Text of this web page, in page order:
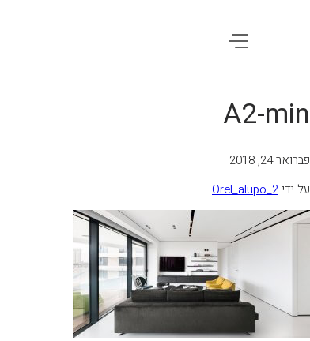
A2-min
פברואר 24, 2018
על ידיOrel_alupo_2